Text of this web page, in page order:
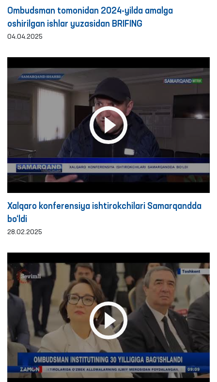
Ombudsman tomonidan 2024-yilda amalga
oshirilgan ishlar yuzasidan BRIFING
04.04.2025
Xalqaro konferensiya ishtirokchilari Samarqandda
bo‘ldi
28.02.2025